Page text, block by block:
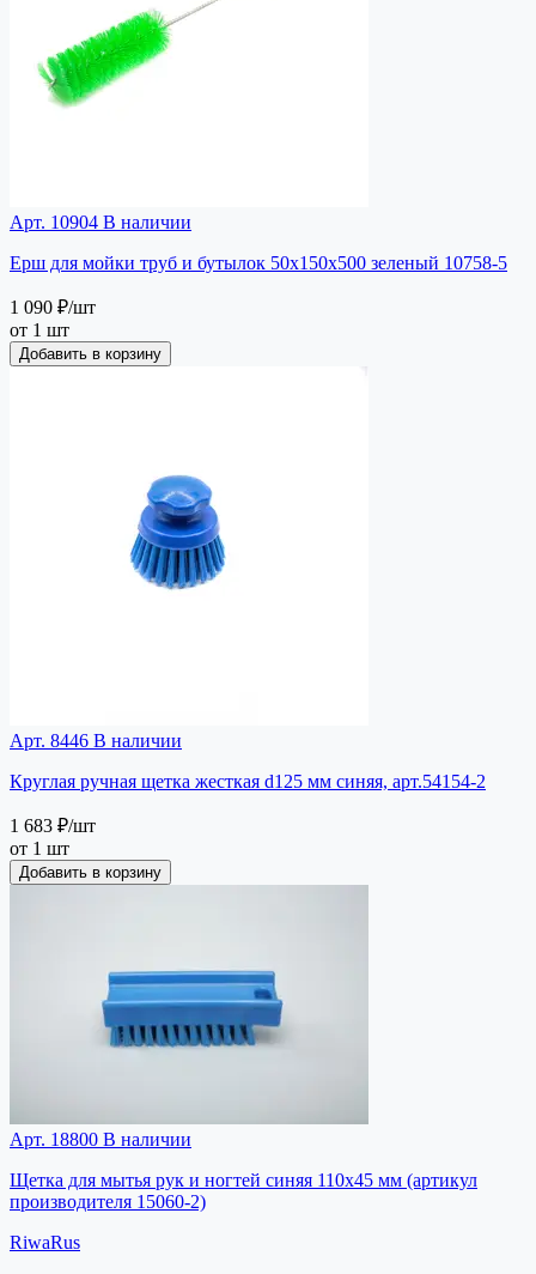
Арт. 10904 В наличии
Ерш для мойки труб и бутылок 50х150х500 зеленый 10758-5
1 090 ₽/шт
от 1 шт
Добавить в корзину
Арт. 8446 В наличии
Круглая ручная щетка жесткая d125 мм синяя, арт.54154-2
1 683 ₽/шт
от 1 шт
Добавить в корзину
Арт. 18800 В наличии
Щетка для мытья рук и ногтей синяя 110х45 мм (артикул
производителя 15060-2)
RiwaRus